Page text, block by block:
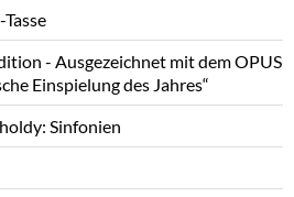
- Ausgezeichnet mit dem OPUS
Einspielung des Jahres“
Sinfonien